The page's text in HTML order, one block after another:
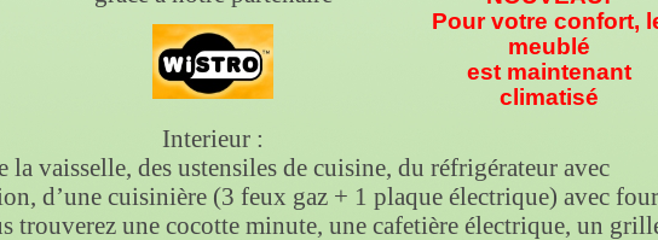
Interieur :
la vaisselle, des ustensiles de cuisine, du réfrigérateur avec
d’une cuisinière (3 feux gaz + 1 plaque électrique) avec
trouverez une cocotte minute, une cafetière électrique, un
Pour votre confort,
meublé
est maintenant
climatisé